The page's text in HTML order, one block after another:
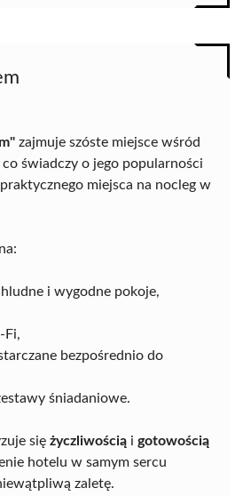
zajmuje szóste miejsce wśród
świadczy o jego popularności
miejsca na nocleg w
i wygodne pokoje,
Fi,
bezpośrednio do
śniadaniowe.
się życzliwością i gotowością
hotelu w samym sercu
zaletę.